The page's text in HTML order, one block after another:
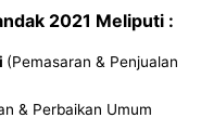
2021 Meliputi :
(Pemasaran & Penjualan
& Perbaikan Umum